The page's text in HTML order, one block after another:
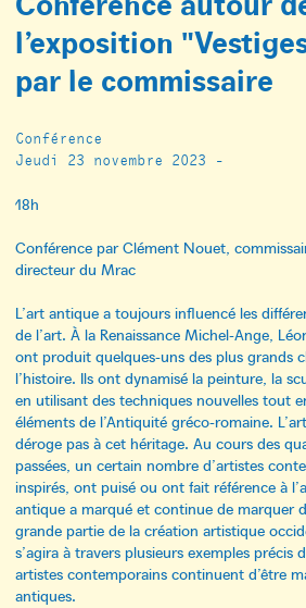
l’exposition
par le commissaire
Conférence
Jeudi 23 novembre 2023 -
18h
Conférence par Clément Nouet,
directeur du Mrac
L’art antique a toujours influencé les
de l’art. À la Renaissance Michel-Ange,
ont produit quelques-uns des plus grands
l’histoire. Ils ont dynamisé la peinture, la
en utilisant des techniques nouvelles tout
éléments de l’Antiquité gréco-romaine.
déroge pas à cet héritage. Au cours des
passées, un certain nombre d’artistes
inspirés, ont puisé ou ont fait référence à
antique a marqué et continue de marquer
grande partie de la création artistique
s’agira à travers plusieurs exemples précis
artistes contemporains continuent d’être
antiques.